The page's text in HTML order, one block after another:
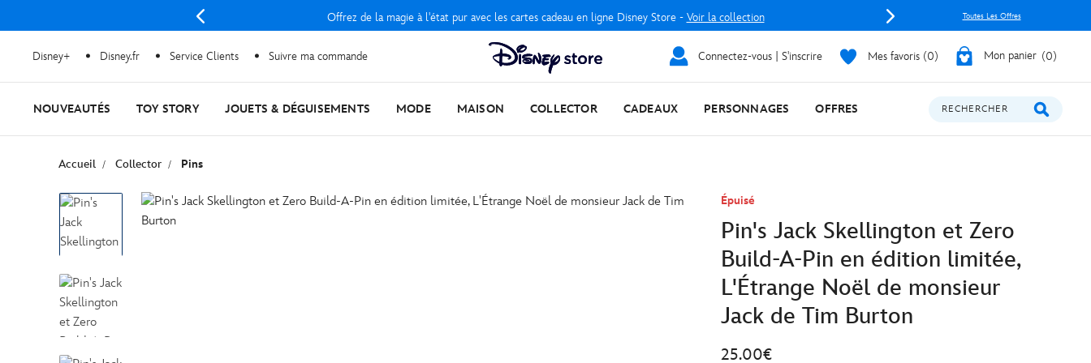
Offrez de la magie à l'état pur avec les cartes cadeau en ligne Disney Store - Voir la collection Toutes Les Offres
Disney+ Disney.fr Service Clients Suivre ma commande Connectez-vous | S'inscrire Mes favoris 0 Mon panier 0
NOUVEAUTÉS TOY STORY JOUETS & DÉGUISEMENTS MODE MAISON COLLECTOR CADEAUX PERSONNAGES OFFRES RECHERCHER
Accueil Collector Pins
Épuisé
Pin's Jack Skellington et Zero
Build-A-Pin en édition limitée,
L'Étrange Noël de monsieur
Jack de Tim Burton
25.00€